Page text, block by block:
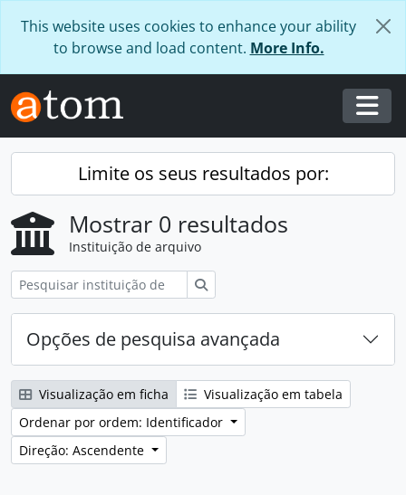
This website uses cookies to enhance your ability
to browse and load content. More Info.
Limite os seus resultados por:
Mostrar 0 resultados
Instituição de arquivo
Opções de pesquisa avançada
Visualização em ficha
Visualização em tabela
Ordenar por ordem: Identificador
Direção: Ascendente